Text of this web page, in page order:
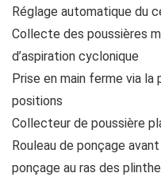
Réglage automatique du
Collecte des poussières
d’aspiration cyclonique
Prise en main ferme via
positions
Collecteur de poussière
Rouleau de ponçage
ponçage au ras des